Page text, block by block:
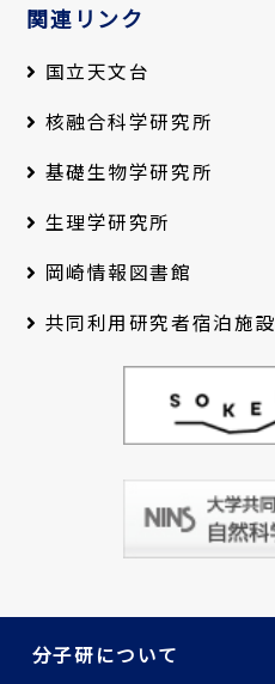
関連リンク
国立天文台
核融合科学研究所
基礎生物学研究所
生理学研究所
岡崎情報図書館
共同利用研究者宿泊施設
分子研について